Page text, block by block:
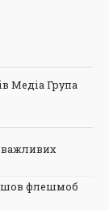
Медіа Група
важливих
флешмоб